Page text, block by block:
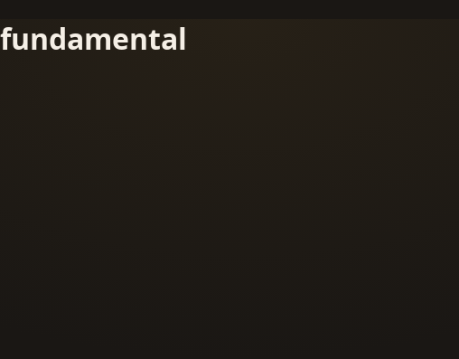
fundamental